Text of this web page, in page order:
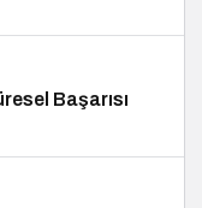
Başarısı